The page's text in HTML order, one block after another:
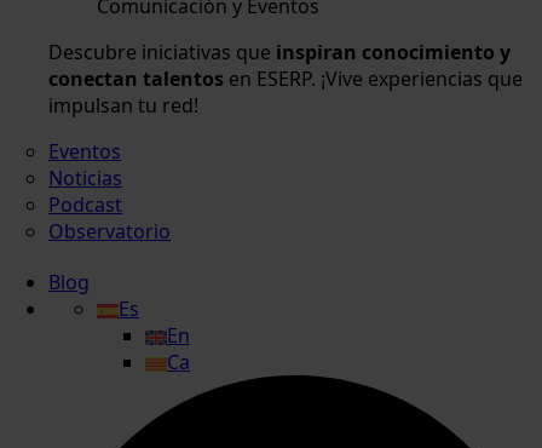
Comunicación y Eventos
Descubre iniciativas que inspiran conocimiento y
conectan talentos en ESERP. ¡Vive experiencias que
impulsan tu red!
Eventos
Noticias
Podcast
Observatorio
Blog
Es
En
Ca